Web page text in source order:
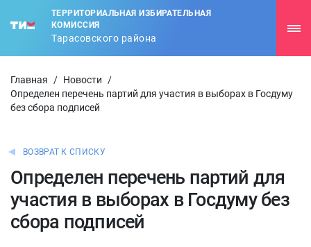
ТЕРРИТОРИАЛЬНАЯ ИЗБИРАТЕЛЬНАЯ
КОМИССИЯ
Тарасовского района
Главная / Новости
/
Определен перечень партий для участия в выборах в Госдуму
без сбора подписей
ВОЗВРАТ К СПИСКУ
Определен перечень партий для
участия в выборах в Госдуму без
сбора подписей